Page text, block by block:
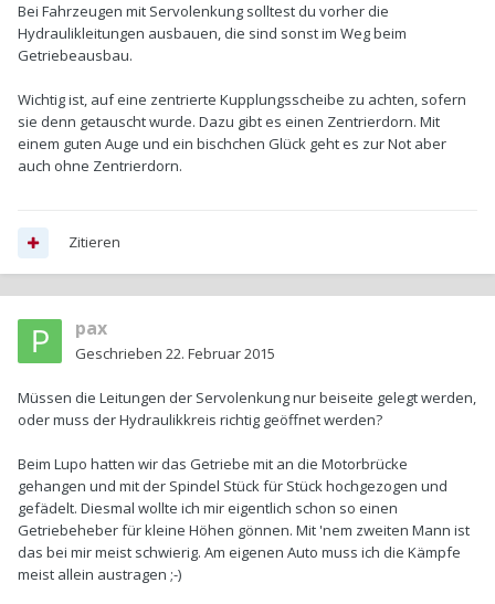
Bei Fahrzeugen mit Servolenkung solltest du vorher die
Hydraulikleitungen ausbauen, die sind sonst im Weg beim
Getriebeausbau.
Wichtig ist, auf eine zentrierte Kupplungsscheibe zu achten, sofern
sie denn getauscht wurde. Dazu gibt es einen Zentrierdorn. Mit
einem guten Auge und ein bischchen Glück geht es zur Not aber
auch ohne Zentrierdorn.
Zitieren
pax
Geschrieben 22. Februar 2015
Müssen die Leitungen der Servolenkung nur beiseite gelegt werden,
oder muss der Hydraulikkreis richtig geöffnet werden?
Beim Lupo hatten wir das Getriebe mit an die Motorbrücke
gehangen und mit der Spindel Stück für Stück hochgezogen und
gefädelt. Diesmal wollte ich mir eigentlich schon so einen
Getriebeheber für kleine Höhen gönnen. Mit 'nem zweiten Mann ist
das bei mir meist schwierig. Am eigenen Auto muss ich die Kämpfe
meist allein austragen ;-)